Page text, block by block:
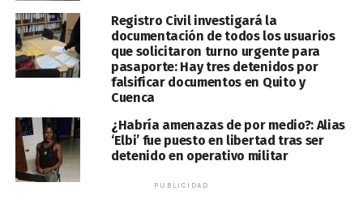
Registro Civil investigará la
documentación de todos los usuarios
que solicitaron turno urgente para
pasaporte: Hay tres detenidos por
falsificar documentos en Quito y
Cuenca
¿Habría amenazas de por medio?: Alias
‘Elbi’ fue puesto en libertad tras ser
detenido en operativo militar
PUBLICIDAD